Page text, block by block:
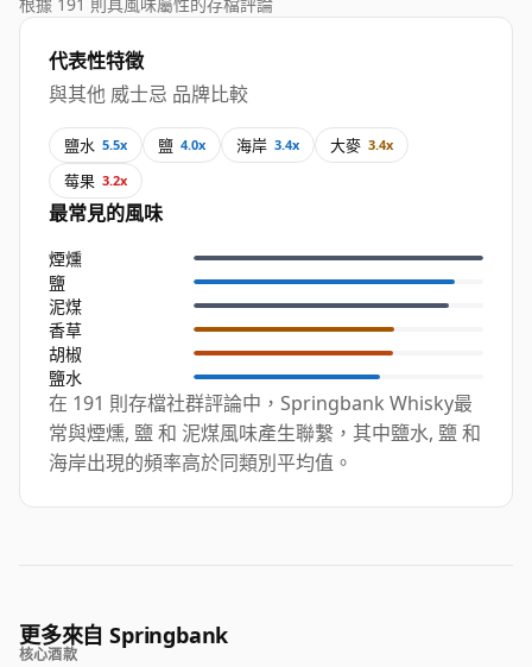
根據 191 則具風味屬性的存檔評論
代表性特徵
與其他 威士忌 品牌比較
鹽水 5.5x 鹽 4.0x 海岸 3.4x 大麥 3.4x
莓果 3.2x
最常見的風味
煙燻
鹽
泥煤
香草
胡椒
鹽水
在 191 則存檔社群評論中，Springbank Whisky最
常與煙燻, 鹽 和 泥煤風味產生聯繫，其中鹽水, 鹽 和
海岸出現的頻率高於同類別平均值。
更多來自 Springbank
核心酒款